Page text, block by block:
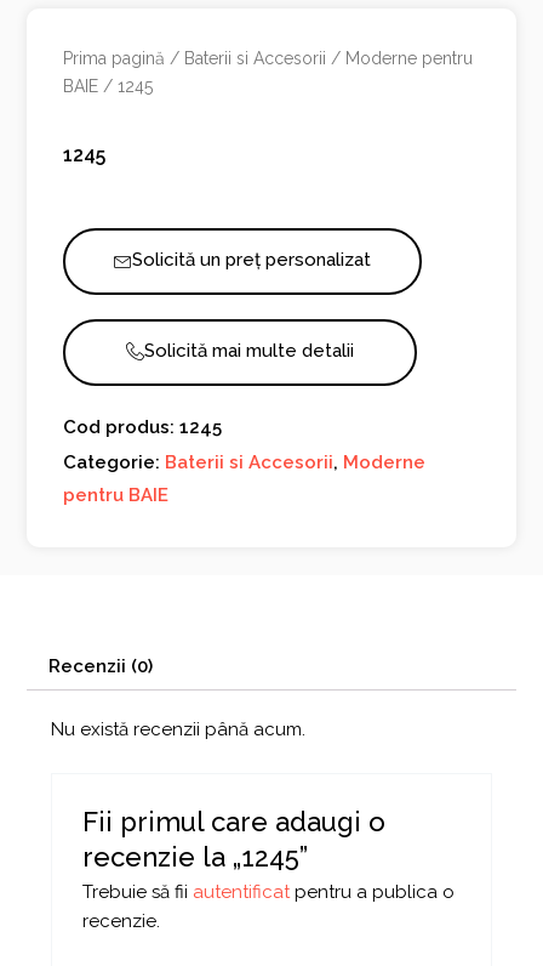
Prima pagină / Baterii si Accesorii / Moderne pentru
BAIE / 1245
1245
Solicită un preț personalizat
Solicită mai multe detalii
Cod produs: 1245
Categorie: Baterii si Accesorii, Moderne
pentru BAIE
Recenzii (0)
Nu există recenzii până acum.
Fii primul care adaugi o
recenzie la „1245”
Trebuie să fii autentificatpentru a publica o
recenzie.